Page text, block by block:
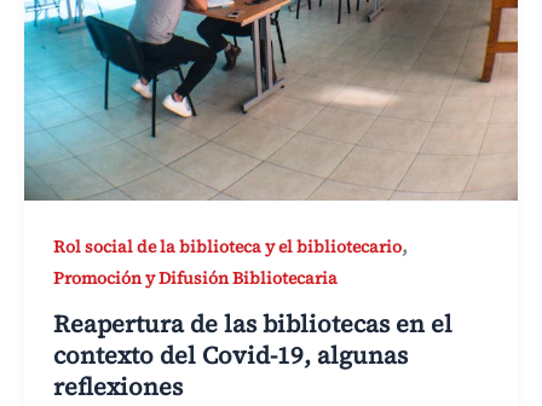
Rol social de la biblioteca y el bibliotecario,
Promoción y Difusión Bibliotecaria
Reapertura de las bibliotecas en el
contexto del Covid-19, algunas
reflexiones